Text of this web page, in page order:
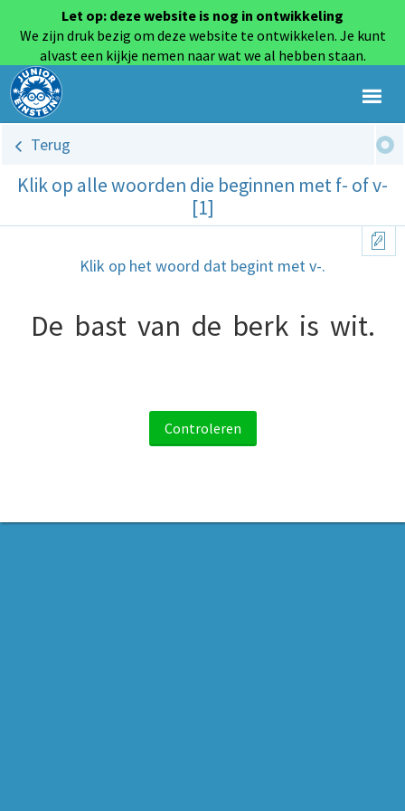
Let op: deze website is nog in ontwikkeling
We zijn druk bezig om deze website te ontwikkelen. Je kunt
alvast een kijkje nemen naar wat we al hebben staan.
Terug
Klik op alle woorden die beginnen met f- of v-
[1]
Klik op het woord dat begint met v-.
De bast van de berk is wit.